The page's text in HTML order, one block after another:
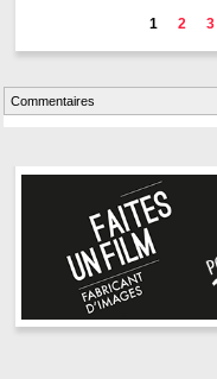
1 2 3
Commentaires